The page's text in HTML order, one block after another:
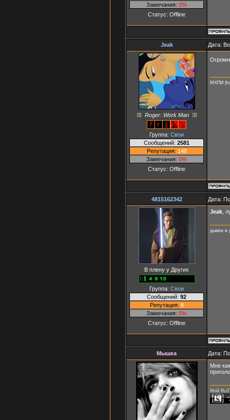
Замечания: 0%
Статус: Offline
Jeak Дата:
Roger: Work Man
Группа: Свои
Сообщений: 2581
Репутация: 148
Замечания: 0%
Статус: Offline
МХПИ
4815162342 Дата:
В плену у Других
Группа: Свои
Сообщений: 92
Репутация: 8
Замечания: 0%
Статус: Offline
Jeak ,
дымок в
Мышка
Дата:
Мне
Мой